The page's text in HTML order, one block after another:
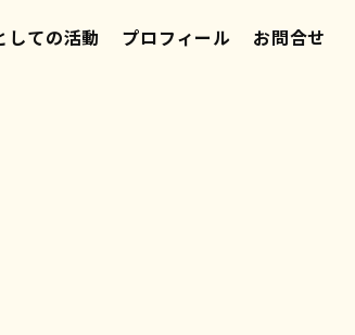
しての活動 プロフィール お問合せ